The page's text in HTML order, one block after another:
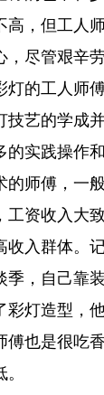
高，但工人
尽管艰辛劳
灯的工人师
技艺的学成
的实践操作
的师傅，一
工资收入大
收入群体。
季，自己靠
彩灯造型，
傅也是很吃